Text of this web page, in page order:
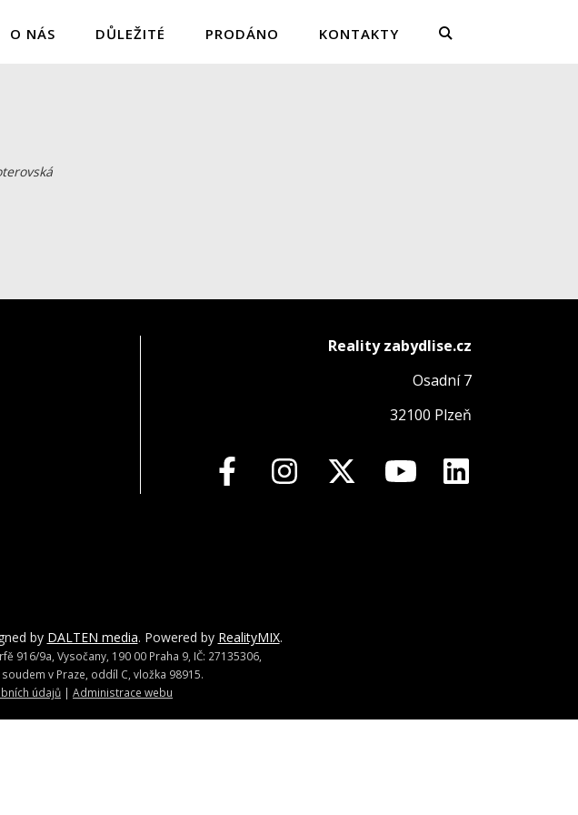
O NÁS DŮLEŽITÉ PRODÁNO KONTAKTY
Reality zabydlise.cz
Osadní 7
32100 Plzeň
by DALTEN media. Powered by RealityMIX.
916/9a, Vysočany, 190 00 Praha 9, IČ: 27135306,
v Praze, oddíl C, vložka 98915.
údajů | Administrace webu